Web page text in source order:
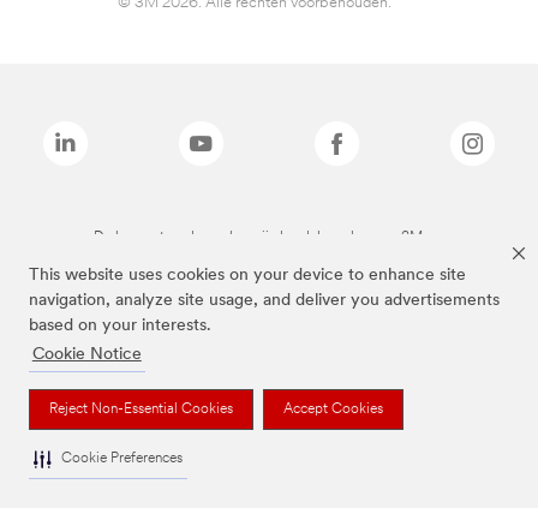
This website uses cookies on your device to enhance site
navigation, analyze site usage, and deliver you advertisements
based on your interests.
Cookie Notice
Reject Non-Essential Cookies Accept Cookies
Cookie Preferences
De bovenstaande merken zijn handelsmerken van 3M.we